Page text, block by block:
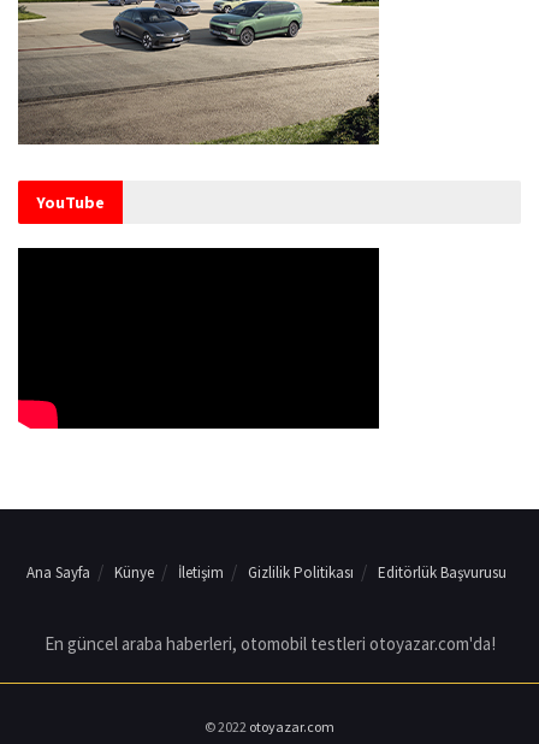
YouTube
Ana Sayfa Künye İletişim Gizlilik Politikası Editörlük Başvurusu
En güncel araba haberleri, otomobil testleri otoyazar.com'da!
© 2022 otoyazar.com